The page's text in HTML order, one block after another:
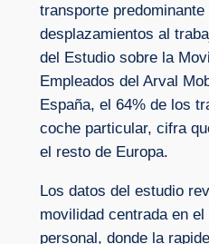
transporte predominante
desplazamientos al
del Estudio sobre la
Empleados del Arval
España, el 64% de los
coche particular, cifra
el resto de Europa.
Los datos del estudio
movilidad centrada en
personal, donde la